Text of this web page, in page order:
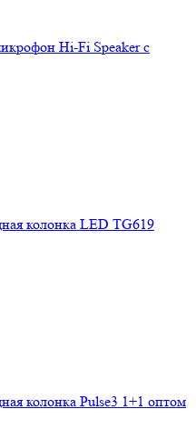
Hi-Fi Speaker с
колонка LED TG619
колонка Pulse3 1+1 оптом